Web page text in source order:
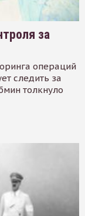
за
операций
следить за
толкнуло